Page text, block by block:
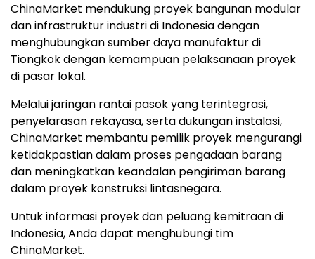
ChinaMarket mendukung proyek bangunan modular
dan infrastruktur industri di Indonesia dengan
menghubungkan sumber daya manufaktur di
Tiongkok dengan kemampuan pelaksanaan proyek
di pasar lokal.
Melalui jaringan rantai pasok yang terintegrasi,
penyelarasan rekayasa, serta dukungan instalasi,
ChinaMarket membantu pemilik proyek mengurangi
ketidakpastian dalam proses pengadaan barang
dan meningkatkan keandalan pengiriman barang
dalam proyek konstruksi lintasnegara.
Untuk informasi proyek dan peluang kemitraan di
Indonesia, Anda dapat menghubungi tim
ChinaMarket.